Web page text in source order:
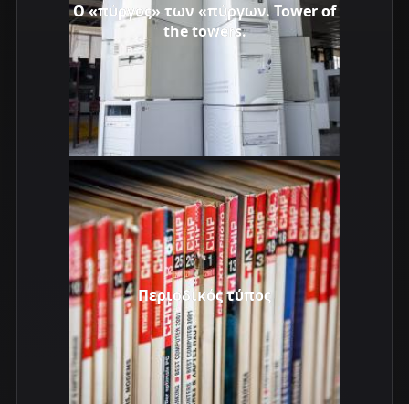
Ο «πύργος» των «πύργων. Tower of
the towers.
Περιοδικός τύπος